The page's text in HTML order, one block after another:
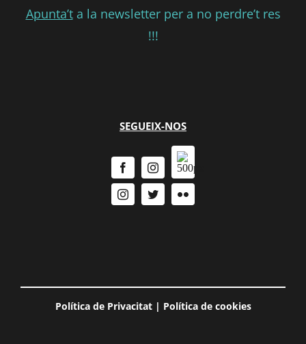
Apunta’ta la newsletter per a no perdre’t res
!!!
SEGUEIX-NOS
Política de Privacitat| Política de cookies